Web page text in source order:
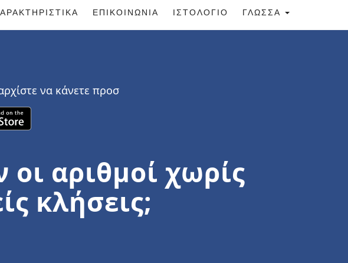
ΕΠΙΚΟΙΝΩΝΊΑ ΙΣΤΟΛΌΓΙΟ ΓΛΏΣΣΑ
να κάνετε προσ
αριθμοί χωρίς
κλήσεις;